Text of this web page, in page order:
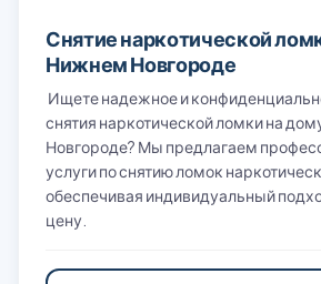
Снятие наркотической
Нижнем Новгороде
Ищете надежное и
снятия наркотической ломки на
Новгороде? Мы предлагаем
услуги по снятию ломок
обеспечивая индивидуальный
цену.